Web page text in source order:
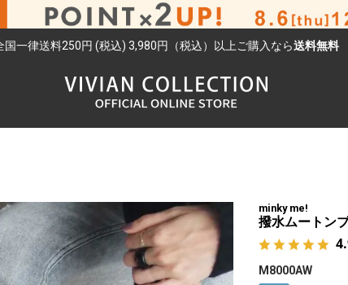
国一律送料250円 (税込) 3,980円（税込）以上ご購入なら送料無料
検索
minky me!
撥水ムートン
M8000AW